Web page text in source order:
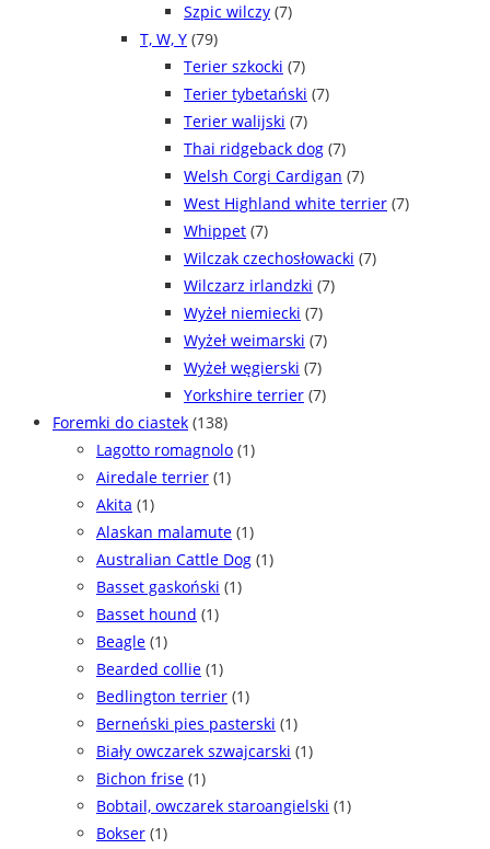
Szpic wilczy (7)
T, W, Y (79)
Terier szkocki (7)
Terier tybetański (7)
Terier walijski (7)
Thai ridgeback dog (7)
Welsh Corgi Cardigan (7)
West Highland white terrier (7)
Whippet (7)
Wilczak czechosłowacki (7)
Wilczarz irlandzki (7)
Wyżeł niemiecki (7)
Wyżeł weimarski (7)
Wyżeł węgierski (7)
Yorkshire terrier (7)
Foremki do ciastek (138)
Lagotto romagnolo (1)
Airedale terrier (1)
Akita (1)
Alaskan malamute (1)
Australian Cattle Dog (1)
Basset gaskoński (1)
Basset hound (1)
Beagle (1)
Bearded collie (1)
Bedlington terrier (1)
Berneński pies pasterski (1)
Biały owczarek szwajcarski (1)
Bichon frise (1)
Bobtail, owczarek staroangielski (1)
Bokser (1)